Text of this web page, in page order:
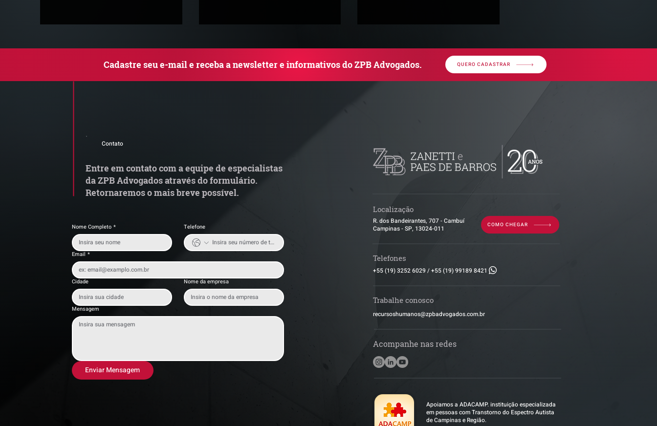
Alerta de Tentativa de
condominial anterior?
Cadastre seu e-mail e receba a newsletter e informativos do ZPB Advogados. QUERO CADASTRAR
Contato
Entre em contato com a equipe de especialistas
da ZPB Advogados através do formulário.
Retornaremos o mais breve possível.
Nome Completo * Telefone
Email *
Cidade Nome da empresa
Mensagem
Enviar Mensagem
Localização
R. dos Bandeirantes, 707 - Cambuí
Campinas - SP, 13024-011
COMO CHEGAR
Telefones
+55 (19) 3252 6029 /+55 (19) 99189 8421
Trabalhe conosco
​recursoshumanos@zpbadvogados.com.br
Acompanhe nas redes
Apoiamos a ADACAMP. instituição especializada
em pessoas com Transtorno do Espectro Autista
de Campinas e Região.